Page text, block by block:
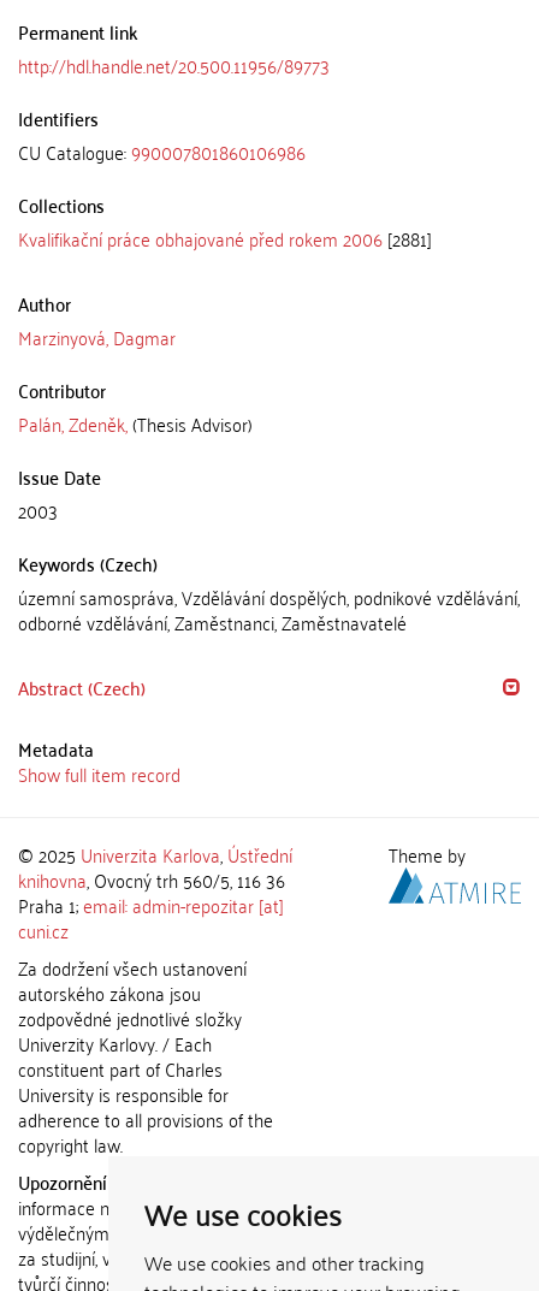
We use cookies
We use cookies and other tracking
Permanent link
http://hdl.handle.net/20.500.11956/89773
Identifiers
CU Catalogue:990007801860106986
Collections
Kvalifikační práce obhajované před rokem 2006[2881]
Author
Marzinyová, Dagmar
Contributor
Palán, Zdeněk,(Thesis Advisor)
Issue Date
2003
Keywords (Czech)
územní samospráva, Vzdělávání dospělých, podnikové vzdělávání,
odborné vzdělávání, Zaměstnanci, Zaměstnavatelé
Abstract (Czech)
Metadata
Show full item record
© 2025 Univerzita Karlova,Ústřední
knihovna, Ovocný trh 560/5, 116 36
Praha 1;email: admin-repozitar [at]
cuni.cz
Za dodržení všech ustanovení
autorského zákona jsou
zodpovědné jednotlivé složky
Univerzity Karlovy. / Each
constituent part of Charles
University is responsible for
adherence to all provisions of the
copyright law.
Upozornění / Notice:
informace nemohou být použity k
výdělečným účelům nebo vydávány
za studijní, vědeckou nebo jinou
tvůrčí činnost jiné osoby než autora.
Theme by